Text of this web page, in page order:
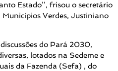
Estado’’, frisou o secretário
Verdes, Justiniano
do Pará 2030,
lotados na Sedeme e
da Fazenda (Sefa) , do